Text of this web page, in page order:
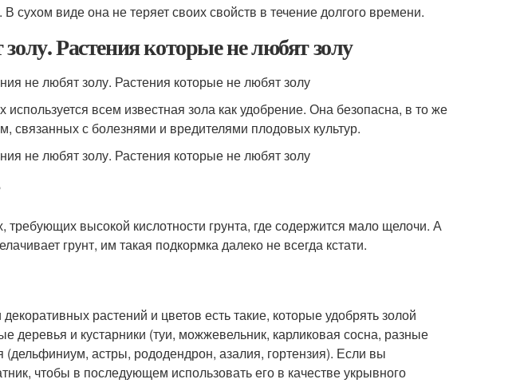
сухом виде она не теряет своих свойств в течение долгого времени.
Растения которые не любят золу
всем известная зола как удобрение. Она безопасна, в то же
связанных с болезнями и вредителями плодовых культур.
требующих высокой кислотности грунта, где содержится мало щелочи. А
грунт, им такая подкормка далеко не всегда кстати.
растений и цветов есть такие, которые удобрять золой
деревья и кустарники (туи, можжевельник, карликовая сосна, разные
(дельфиниум, астры, рододендрон, азалия, гортензия). Если вы
чтобы в последующем использовать его в качестве укрывного